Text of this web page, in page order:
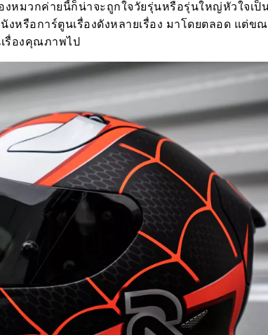
หมวกค่ายนี้ก็น่าจะถูกใจวัยรุ่นหรือรุ่นใหญ่หัวใจเป็
หรือการ์ตูนเรื่องดังหลายเรื่อง มาโดยตลอด แต่ขณ
รื่องคุณภาพไป